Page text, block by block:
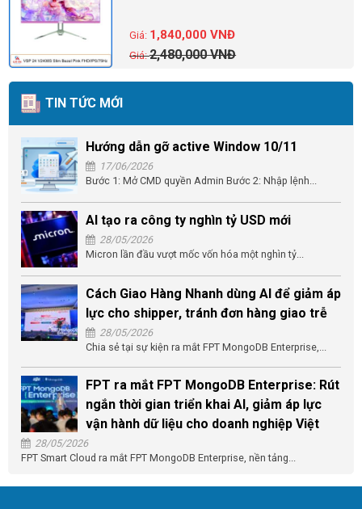
2,480,000VNĐ
1,840,000VNĐ
TIN TỨC MỚI
Hướng dẫn gỡ active Window 10/11
17/06/2026
Bước 1: Mở CMD quyền Admin Bước 2: Nhập lệnh...
AI tạo ra công ty nghìn tỷ USD mới
28/05/2026
Micron lần đầu vượt mốc vốn hóa một nghìn tỷ...
Cách Giao Hàng Nhanh dùng AI để giảm áp
lực cho shipper, tránh đơn hàng giao trễ
28/05/2026
Chia sẻ tại sự kiện ra mắt FPT MongoDB Enterprise,...
FPT ra mắt FPT MongoDB Enterprise: Rút
ngắn thời gian triển khai AI, giảm áp lực
vận hành dữ liệu cho doanh nghiệp Việt
28/05/2026
FPT Smart Cloud ra mắt FPT MongoDB Enterprise, nền tảng...